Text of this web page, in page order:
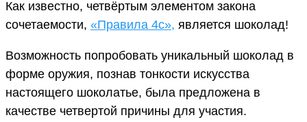
Как известно, четвёртым элементом закона
сочетаемости, «Правила 4с», является шоколад!
Возможность попробовать уникальный шоколад в
форме оружия, познав тонкости искусства
настоящего шоколатье, была предложена в
качестве четвертой причины для участия.